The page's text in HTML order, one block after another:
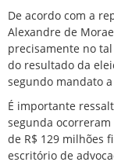
De acordo com a
Alexandre de
precisamente no
do resultado da
segundo mandato
É importante
segunda
de R$ 129 milhões
escritório de